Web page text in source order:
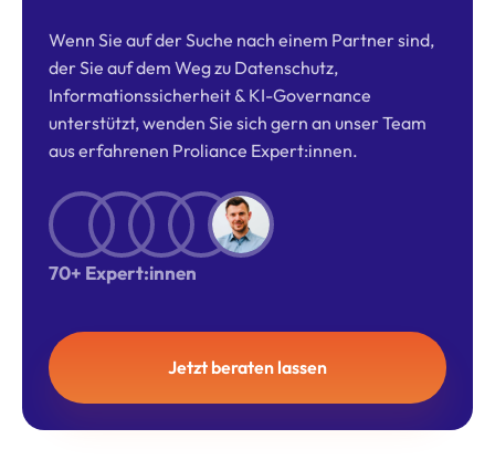
Wenn Sie auf der Suche nach einem Partner sind,
der Sie auf dem Weg zu Datenschutz,
Informationssicherheit & KI-Governance
unterstützt, wenden Sie sich gern an unser Team
aus erfahrenen Proliance Expert:innen.
70+ Expert:innen
Jetzt beraten lassen